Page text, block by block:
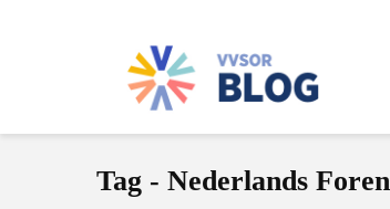
Tag - Nederlands